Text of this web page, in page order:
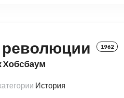
революции 1962
Хобсбаум
История